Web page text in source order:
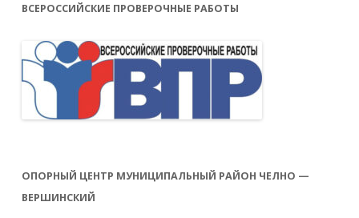
ВСЕРОССИЙСКИЕ ПРОВЕРОЧНЫЕ РАБОТЫ
ОПОРНЫЙ ЦЕНТР МУНИЦИПАЛЬНЫЙ РАЙОН ЧЕЛНО —
ВЕРШИНСКИЙ